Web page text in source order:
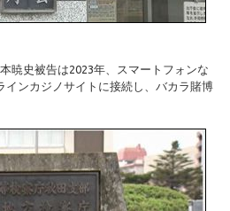
暁史被告は2023年、スマートフォンな
インカジノサイトに接続し、バカラ賭博